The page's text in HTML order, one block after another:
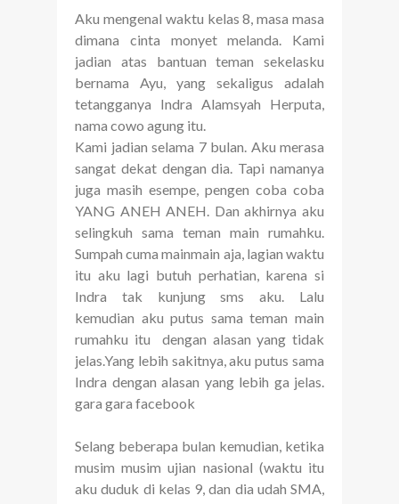
Aku mengenal waktu kelas 8, masa masa
dimana cinta monyet melanda. Kami
jadian atas bantuan teman sekelasku
bernama Ayu, yang sekaligus adalah
tetangganya Indra Alamsyah Herputa,
nama cowo agung itu.
Kami jadian selama 7 bulan. Aku merasa
sangat dekat dengan dia. Tapi namanya
juga masih esempe, pengen coba coba
YANG ANEH ANEH. Dan akhirnya aku
selingkuh sama teman main rumahku.
Sumpah cuma mainmain aja, lagian waktu
itu aku lagi butuh perhatian, karena si
Indra tak kunjung sms aku. Lalu
kemudian aku putus sama teman main
rumahku itu dengan alasan yang tidak
jelas.Yang lebih sakitnya, aku putus sama
Indra dengan alasan yang lebih ga jelas.
gara gara facebook
Selang beberapa bulan kemudian, ketika
musim musim ujian nasional (waktu itu
aku duduk di kelas 9, dan dia udah SMA,